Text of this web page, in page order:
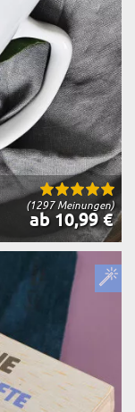
(1297 Meinungen)
ab 10,99 €